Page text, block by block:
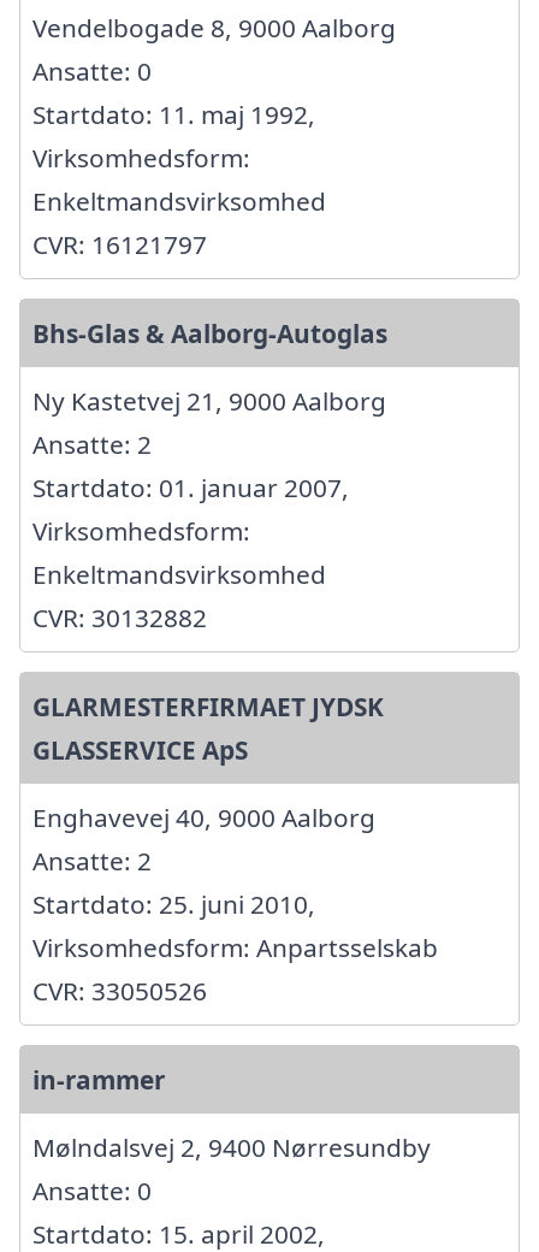
Vendelbogade 8, 9000 Aalborg
Ansatte: 0
Startdato: 11. maj 1992,
Virksomhedsform:
Enkeltmandsvirksomhed
CVR: 16121797
Bhs-Glas & Aalborg-Autoglas
Ny Kastetvej 21, 9000 Aalborg
Ansatte: 2
Startdato: 01. januar 2007,
Virksomhedsform:
Enkeltmandsvirksomhed
CVR: 30132882
GLARMESTERFIRMAET JYDSK
GLASSERVICE ApS
Enghavevej 40, 9000 Aalborg
Ansatte: 2
Startdato: 25. juni 2010,
Virksomhedsform: Anpartsselskab
CVR: 33050526
in-rammer
Mølndalsvej 2, 9400 Nørresundby
Ansatte: 0
Startdato: 15. april 2002,